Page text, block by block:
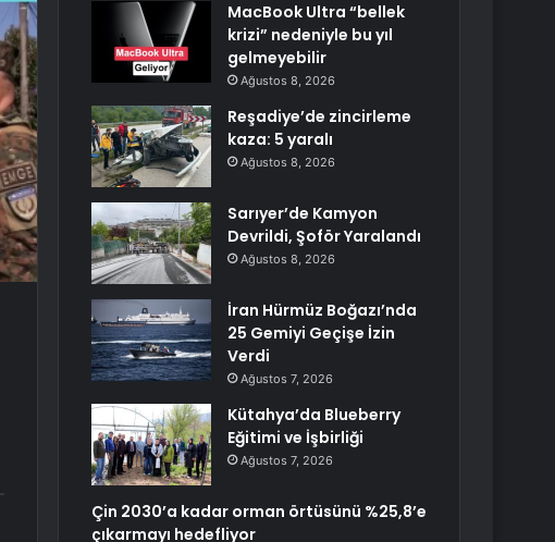
MacBook Ultra “bellek
krizi” nedeniyle bu yıl
gelmeyebilir
Ağustos 8, 2026
Reşadiye’de zincirleme
kaza: 5 yaralı
Ağustos 8, 2026
Sarıyer’de Kamyon
Devrildi, Şoför Yaralandı
Ağustos 8, 2026
İran Hürmüz Boğazı’nda
25 Gemiyi Geçişe İzin
Verdi
Ağustos 7, 2026
Kütahya’da Blueberry
Eğitimi ve İşbirliği
Ağustos 7, 2026
Çin 2030’a kadar orman örtüsünü %25,8’e
çıkarmayı hedefliyor